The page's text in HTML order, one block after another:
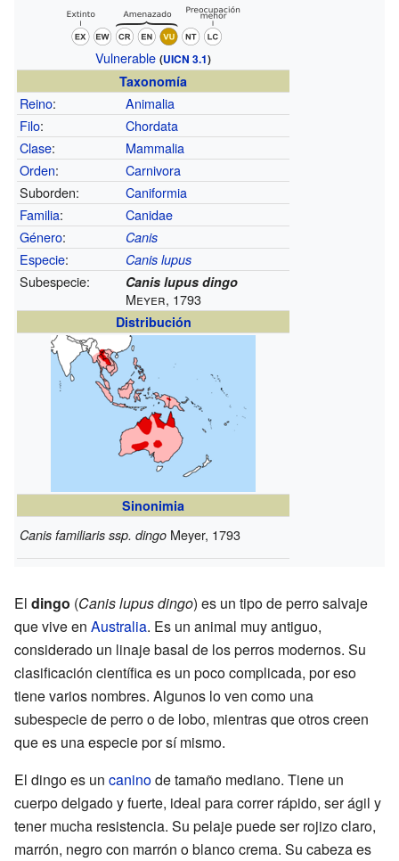
Vulnerable (UICN 3.1)
Taxonomía
Reino:
Animalia
Filo:
Chordata
Clase:
Mammalia
Orden:
Carnivora
Suborden:
Caniformia
Familia:
Canidae
Género: Canis
Especie: Canis lupus
Subespecie: Canis lupus dingo
Meyer, 1793
Distribución
Sinonimia
Canis familiaris ssp. dingo Meyer, 1793
El dingo (Canis lupus dingo) es un tipo de perro salvaje
que vive en Australia. Es un animal muy antiguo,
considerado un linaje basal de los perros modernos. Su
clasificación científica es un poco complicada, por eso
tiene varios nombres. Algunos lo ven como una
subespecie de perro o de lobo, mientras que otros creen
que es una especie por sí mismo.
El dingo es un caninode tamaño mediano. Tiene un
cuerpo delgado y fuerte, ideal para correr rápido, ser ágil y
tener mucha resistencia. Su pelaje puede ser rojizo claro,
marrón, negro con marrón o blanco crema. Su cabeza es